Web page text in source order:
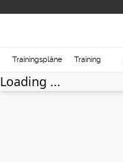
Trainingspläne Training
Loading ...